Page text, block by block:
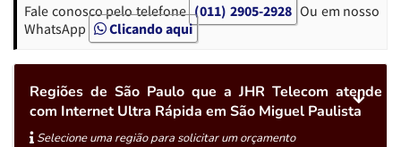
Fale conosco pelo telefone (011) 2905-2928 Ou em nosso
WhatsApp
Clicando aqui
Regiões de São Paulo que a JHR Telecom atende
com Internet Ultra Rápida em São Miguel Paulista
Selecione uma região para solicitar um orçamento